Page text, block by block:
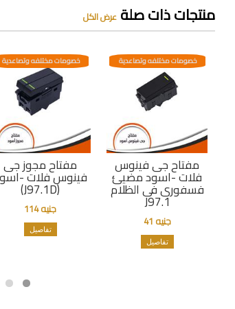
منتجات ذات صلةعرض الكل
مفتاح مجوز جى
فينوس فلات -
(J97.1D)
خصومات مختلفه وتصاعدية
جنيه 114
تفاصيل
مفتاح جى فينوس
فلات -اسود مضيئ
فسفورى فى الظلام
J97.1
خصومات مختلفه وتصاعدية
جنيه 41
تفاصيل